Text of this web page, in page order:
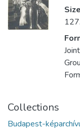
Collections
Budapest-